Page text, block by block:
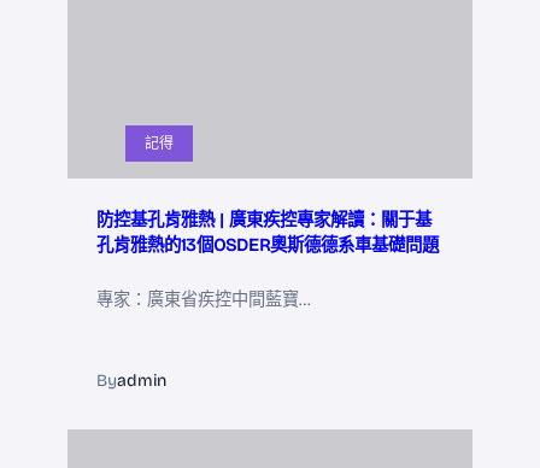
記得
防控基孔肯雅熱 | 廣東疾控專家解讀：關于基
孔肯雅熱的13個OSDER奧斯德德系車基礎問題
專家：廣東省疾控中間藍寶…
Byadmin